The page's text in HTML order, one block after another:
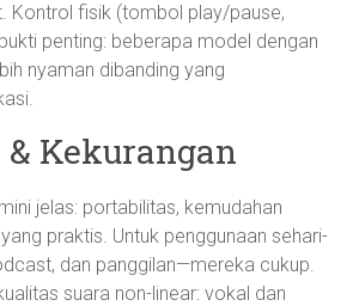
Kontrol fisik (tombol play/pause,
penting: beberapa model dengan
nyaman dibanding yang
Kekurangan
jelas: portabilitas, kemudahan
praktis. Untuk penggunaan sehari-
dan panggilan—mereka cukup.
suara non-linear: vokal dan